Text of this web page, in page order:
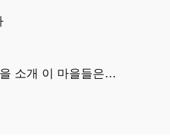
소개 이 마을들은…